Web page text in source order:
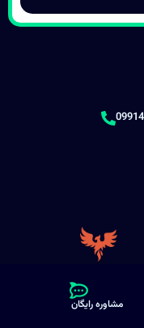
مشاوره رایگان
زیرو تک